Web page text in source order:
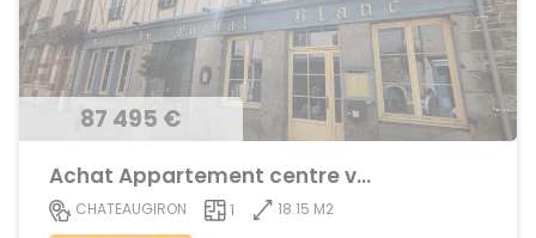
87 495 €
Achat Appartement centre ville
CHATEAUGIRON 1
18.15 M2